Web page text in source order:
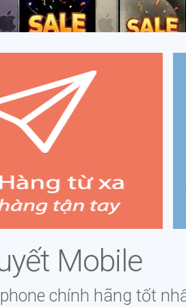
xa giao hàng tận tay
phẩm tại website, gọi điện
hàng và yêu cầu báo giá chi
phí vận chuyển.
✔
Mobile
chính hãng tốt